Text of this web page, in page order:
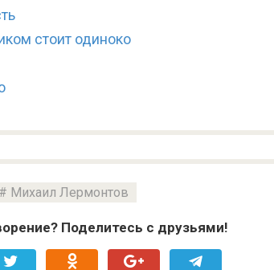
стоит одиноко
Михаил Лермонтов
Поделитесь с друзьями!